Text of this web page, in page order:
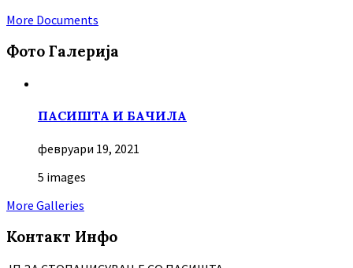
More Documents
Фото Галерија
ПАСИШТА И БАЧИЛА
февруари 19, 2021
5 images
More Galleries
Контакт Инфо